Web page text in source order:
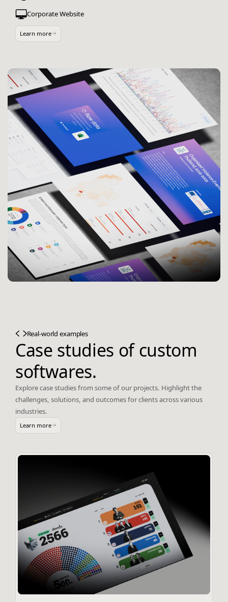
Corporate Website
Custom Backoffice
Learn more
Real-world examples
Case studies of custom
softwares.
Explore case studies from some of our projects. Highlight the
challenges, solutions, and outcomes for clients across various
industries.
Learn more